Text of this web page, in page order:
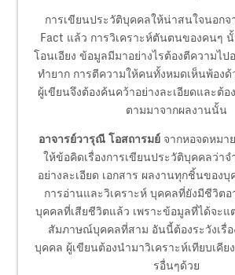
การเขียนประวัติบุคคลให้น่าสนใจนอกจ
Fact แล้ว การวิเคราะห์ตันตนของคนๆ
โอนเอียง ข้อมูลมีมาอย่างไรต้องตีความไ
ทำยาก การตีความให้คนทั้งหมดเห็นพ้อง
ผู้เขียนจึงต้องค้นคว้าอย่างละเอียดและต้
ตามมาจากผลงานนั้น
อาจารย์วารุณี โอสถารมย์ จากหอจดหมา
ให้ข้อคิดเรื่องการเขียนประวัติบุคคลว่า
อย่างละเอียด เอกสาร ผลงานทุกชิ้นของ
การอ่านและวิเคราะห์ บุคคลที่ยังมีชีวิตอ
บุคคลที่เสียชีวิตแล้ว เพราะข้อมูลที่ได้จะแ
สัมภาษณ์บุคคลที่สาม อันนี้ต้องระวังเรื่
บุคคล ผู้เขียนต้องนำมาวิเคราะห์เทียบเคีย
รอื่นๆด้วย